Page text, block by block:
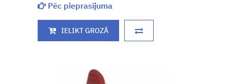
Pēc pieprasījuma
IELIKT GROZĀ